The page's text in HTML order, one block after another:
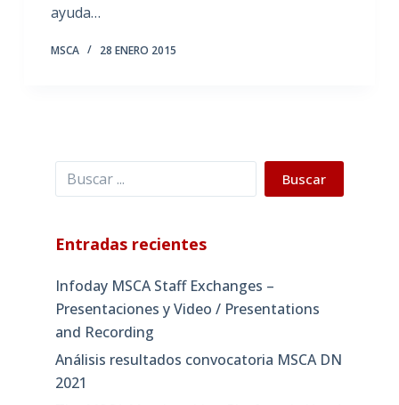
ayuda…
MSCA 28 ENERO 2015
Buscar Buscar
Entradas recientes
Infoday MSCA Staff Exchanges –
Presentaciones y Video / Presentations
and Recording
Análisis resultados convocatoria MSCA DN
2021